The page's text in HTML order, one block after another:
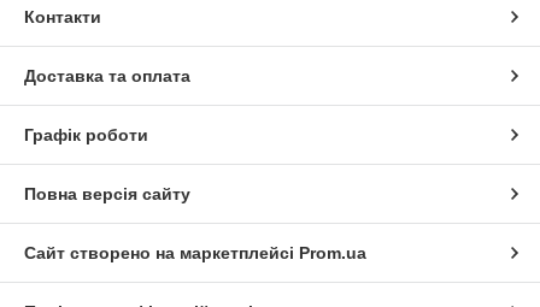
Контакти
Доставка та оплата
Графік роботи
Повна версія сайту
Сайт створено на маркетплейсі Prom.ua